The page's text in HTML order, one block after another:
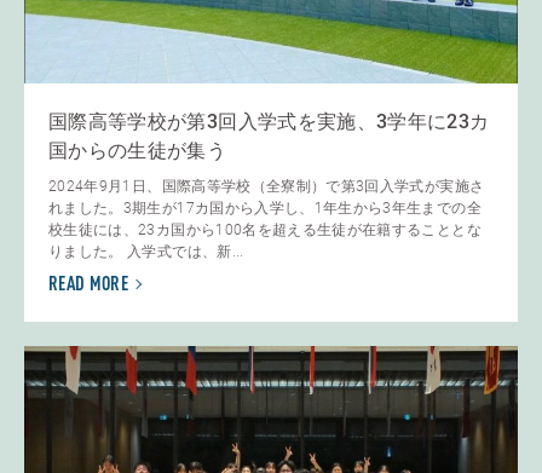
国際高等学校が第3回入学式を実施、3学年に23カ
国からの生徒が集う
2024年9月1日、国際高等学校（全寮制）で第3回入学式が実施さ
れました。3期生が17カ国から入学し、1年生から3年生までの全
校生徒には、23カ国から100名を超える生徒が在籍することとな
りました。 入学式では、新...
READ MORE